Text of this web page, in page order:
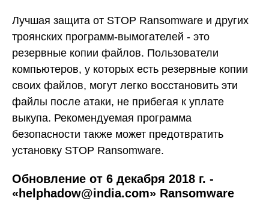
Лучшая защита от STOP Ransomware и других
троянских программ-вымогателей - это
резервные копии файлов. Пользователи
компьютеров, у которых есть резервные копии
своих файлов, могут легко восстановить эти
файлы после атаки, не прибегая к уплате
выкупа. Рекомендуемая программа
безопасности также может предотвратить
установку STOP Ransomware.
Обновление от 6 декабря 2018 г. -
«helphadow@india.com» Ransomware